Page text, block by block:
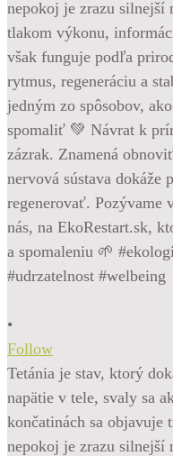
•
Follow
Tetánia je stav, ktorý
napätie v tele, svaly sa
končatinách sa objavuje
nepokoj je zrazu silnejší